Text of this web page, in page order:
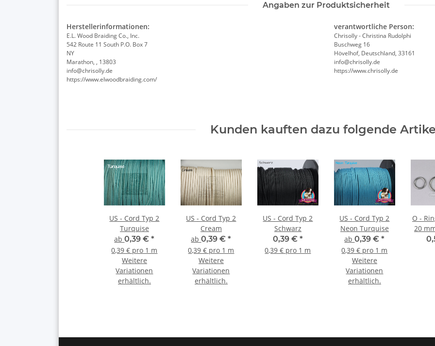
Angaben zur Produktsicherheit
Herstellerinformationen:
E.L. Wood Braiding Co., Inc.
542 Route 11 South P.O. Box 7
NY
Marathon, , 13803
info@chrisolly.de
https://www.elwoodbraiding.com/
verantwortliche Person:
Chrisolly - Christina Rudolphi
Buschweg 16
Hövelhof, Deutschland, 33161
info@chrisolly.de
https://www.chrisolly.de
Kunden kauften dazu folgende
US - Cord Typ 2
Turquise
ab0,39 €*
0,39 € pro 1 m
Weitere
Variationen
erhältlich.
US - Cord Typ 2
Cream
ab0,39 €*
0,39 € pro 1 m
Weitere
Variationen
erhältlich.
US - Cord Typ 2
Schwarz
0,39 € *
0,39 € pro 1 m
US - Cord Typ 2
Neon Turquise
ab0,39 €*
0,39 € pro 1 m
Weitere
Variationen
erhältlich.
O -
20